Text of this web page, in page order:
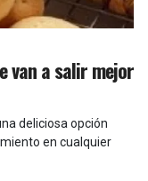
van a salir mejor
deliciosa opción
en cualquier